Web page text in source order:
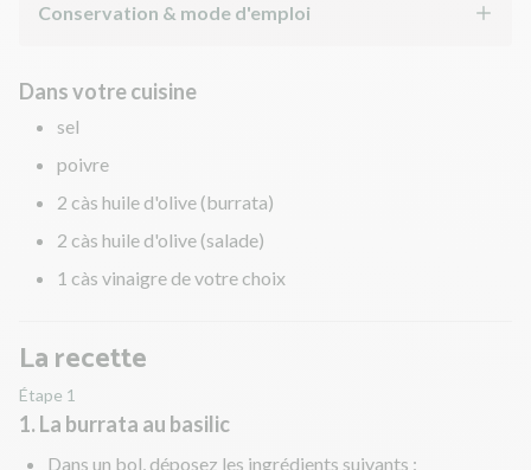
Conservation & mode d'emploi
Dans votre cuisine
sel
poivre
2 càs huile d'olive (burrata)
2 càs huile d'olive (salade)
1 càs vinaigre de votre choix
La recette
Étape 1
1. La burrata au basilic
Dans un bol, déposez les ingrédients suivants :